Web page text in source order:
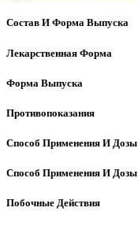
Состав И Форма Выпуска
Лекарственная Форма
Форма Выпуска
Противопоказания
Способ Применения И Дозы
Способ Применения И Дозы
Побочные Действия